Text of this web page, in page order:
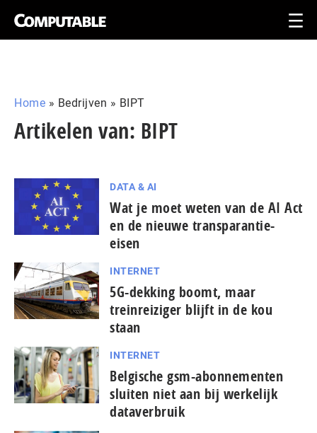
Home » Bedrijven » BIPT
Artikelen van: BIPT
DATA & AI
Wat je moet weten van de AI Act
en de nieuwe transparantie-
eisen
INTERNET
5G-dekking boomt, maar
treinreiziger blijft in de kou
staan
INTERNET
Belgische gsm-abonnementen
sluiten niet aan bij werkelijk
dataverbruik